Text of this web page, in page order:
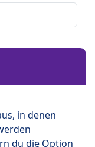
in denen
du die Option